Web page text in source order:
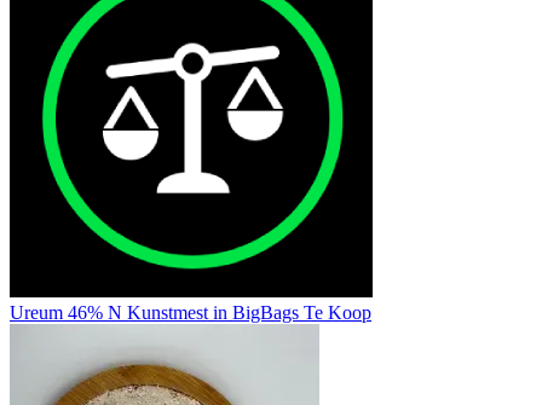
Ureum 46% N Kunstmest in BigBags Te Koop